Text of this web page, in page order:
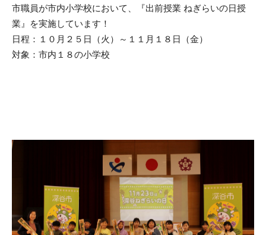
市職員が市内小学校において、『出前授業 ねぎらいの日授
業』を実施しています！
日程：１０月２５日（火）～１１月１８日（金）
対象：市内１８の小学校